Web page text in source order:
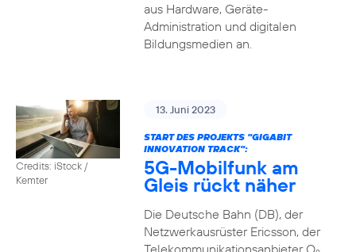
aus Hardware, Geräte-
Administration und digitalen
Bildungsmedien an.
Credits: iStock /
Kemter
13. Juni 2023
START DES PROJEKTS "GIGABIT
INNOVATION TRACK":
5G-Mobilfunk am
Gleis rückt näher
Die Deutsche Bahn (DB), der
Netzwerkausrüster Ericsson, der
Telekommunikationsanbieter O